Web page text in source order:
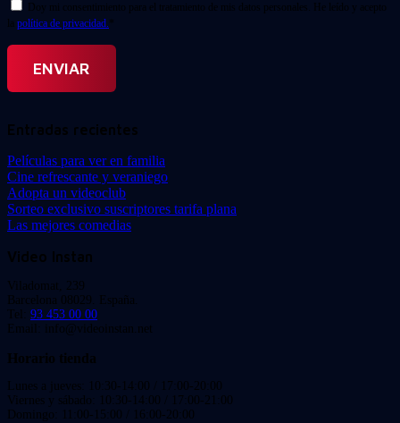
Doy mi consentimiento para el tratamiento de mis datos personales. He leído y acepto
la política de privacidad. *
Entradas recientes
Películas para ver en familia
Cine refrescante y veraniego
Adopta un videoclub
Sorteo exclusivo suscriptores tarifa plana
Las mejores comedias
Video Instan
Viladomat, 239
Barcelona 08029. España.
Tel: 93 453 00 00
Email: info@videoinstan.net
Horario tienda
Lunes a jueves: 10:30-14:00 / 17:00-20:00
Viernes y sábado: 10:30-14:00 / 17:00-21:00
Domingo: 11:00-15:00 / 16:00-20:00